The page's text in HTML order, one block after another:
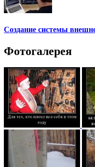
Создание системы
Фотогалерея